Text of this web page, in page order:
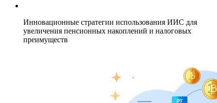
Инновационные стратегии использования ИИС для
увеличения пенсионных накоплений и налоговых
преимуществ